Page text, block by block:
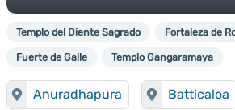
Templo del Diente Sagrado Fortaleza de
Fuerte de Galle Templo Gangaramaya
Anuradhapura Batticaloa